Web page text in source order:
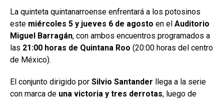
La quinteta quintanarroense enfrentará a los potosinos
este miércoles 5 y jueves 6 de agosto en el Auditorio
Miguel Barragán, con ambos encuentros programados a
las 21:00 horas de Quintana Roo (20:00 horas del centro
de México).
El conjunto dirigido por Silvio Santander llega a la serie
con marca de una victoria y tres derrotas, luego de